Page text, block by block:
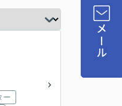
メール
ー